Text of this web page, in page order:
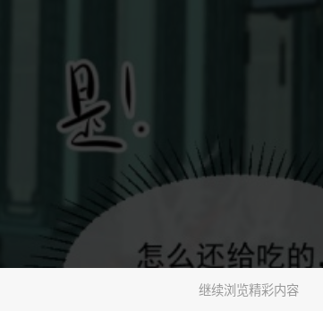
继续浏览精彩内容